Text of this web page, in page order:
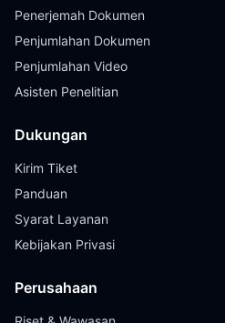
Penerjemah Dokumen
Penjumlahan Dokumen
Penjumlahan Video
Asisten Penelitian
Dukungan
Kirim Tiket
Panduan
Syarat Layanan
Kebijakan Privasi
Perusahaan